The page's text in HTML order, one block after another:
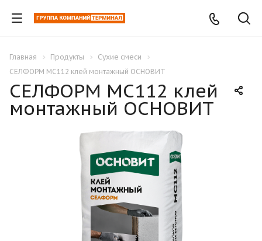
Главная Продукты
Сухие смеси
СЕЛФОРМ MC112 клей монтажный ОСНОВИТ
СЕЛФОРМ MC112 клей
монтажный ОСНОВИТ